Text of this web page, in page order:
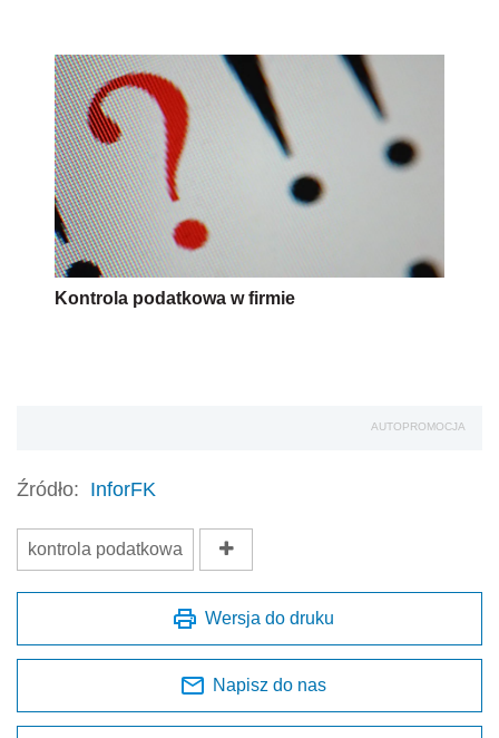
Kontrola podatkowa w firmie
AUTOPROMOCJA
Źródło: InforFK
kontrola podatkowa
Wersja do druku
Napisz do nas